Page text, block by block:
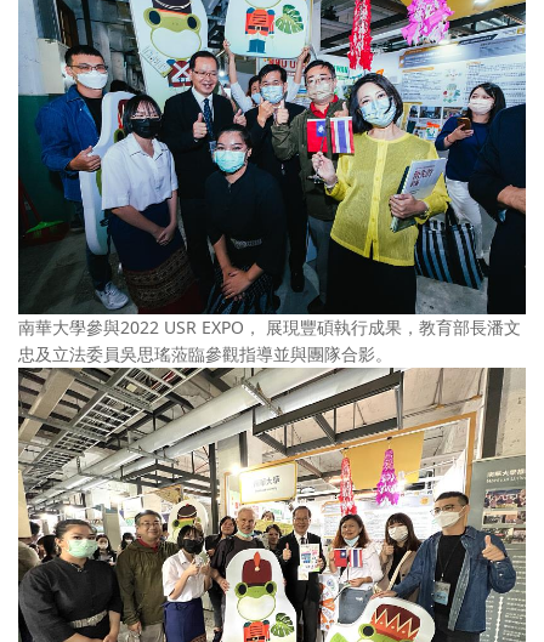
南華大學參與2022 USR EXPO， 展現豐碩執行成果，教育部長潘文
忠及立法委員吳思瑤蒞臨參觀指導並與團隊合影。